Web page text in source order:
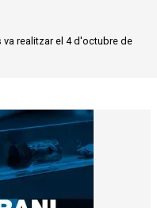
va realitzar el 4 d'octubre de